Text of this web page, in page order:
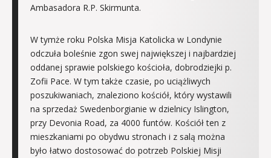
Ambasadora R.P. Skirmunta.
W tymże roku Polska Misja Katolicka w Londynie
odczuła boleśnie zgon swej największej i najbardziej
oddanej sprawie polskiego kościoła, dobrodziejki p.
Zofii Pace. W tym także czasie, po uciążliwych
poszukiwaniach, znaleziono kościół, który wystawili
na sprzedaż Swedenborgianie w dzielnicy Islington,
przy Devonia Road, za 4000 funtów. Kościół ten z
mieszkaniami po obydwu stronach i z salą można
było łatwo dostosować do potrzeb Polskiej Misji